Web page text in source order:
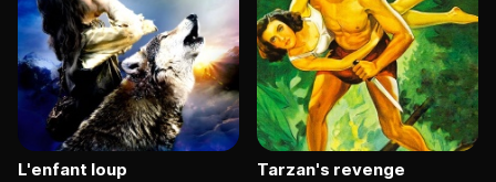
L'enfant loup Tarzan's revenge